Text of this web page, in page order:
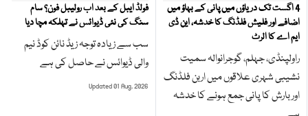
4 اگست تک دریاؤں میں پانی کے بہاؤ میں
اضافے اور فلیش فلڈنگ کا خدشہ، این ڈی
ایم اے کا الرٹ
راولپنڈی، جہلم، گوجرانوالہ سمیت
نشیبی شہری علاقوں میں اربن فلڈنگ
اور بارش کا پانی جمع ہونے کا خدشہ
فولڈ ایبل کے بعد اب رولیبل فون؟ سام
سنگ کی نئی ڈیوائس نے تہلکہ مچا دیا
سب سے زیادہ توجہ زیڈ نائن کوڈ نیم
والی ڈیوائس نے حاصل کی ہے
Updated 01 Aug, 2026